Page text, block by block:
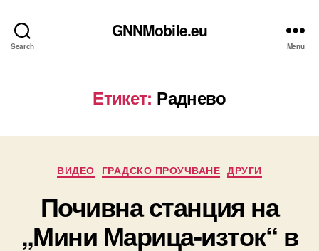
Search
GNNMobile.eu
Menu
Етикет: Раднево
Categories
ВИДЕО ГРАДСКО ПРОУЧВАНЕ ДРУГИ
Почивна станция на
„Мини Марица-изток“ в